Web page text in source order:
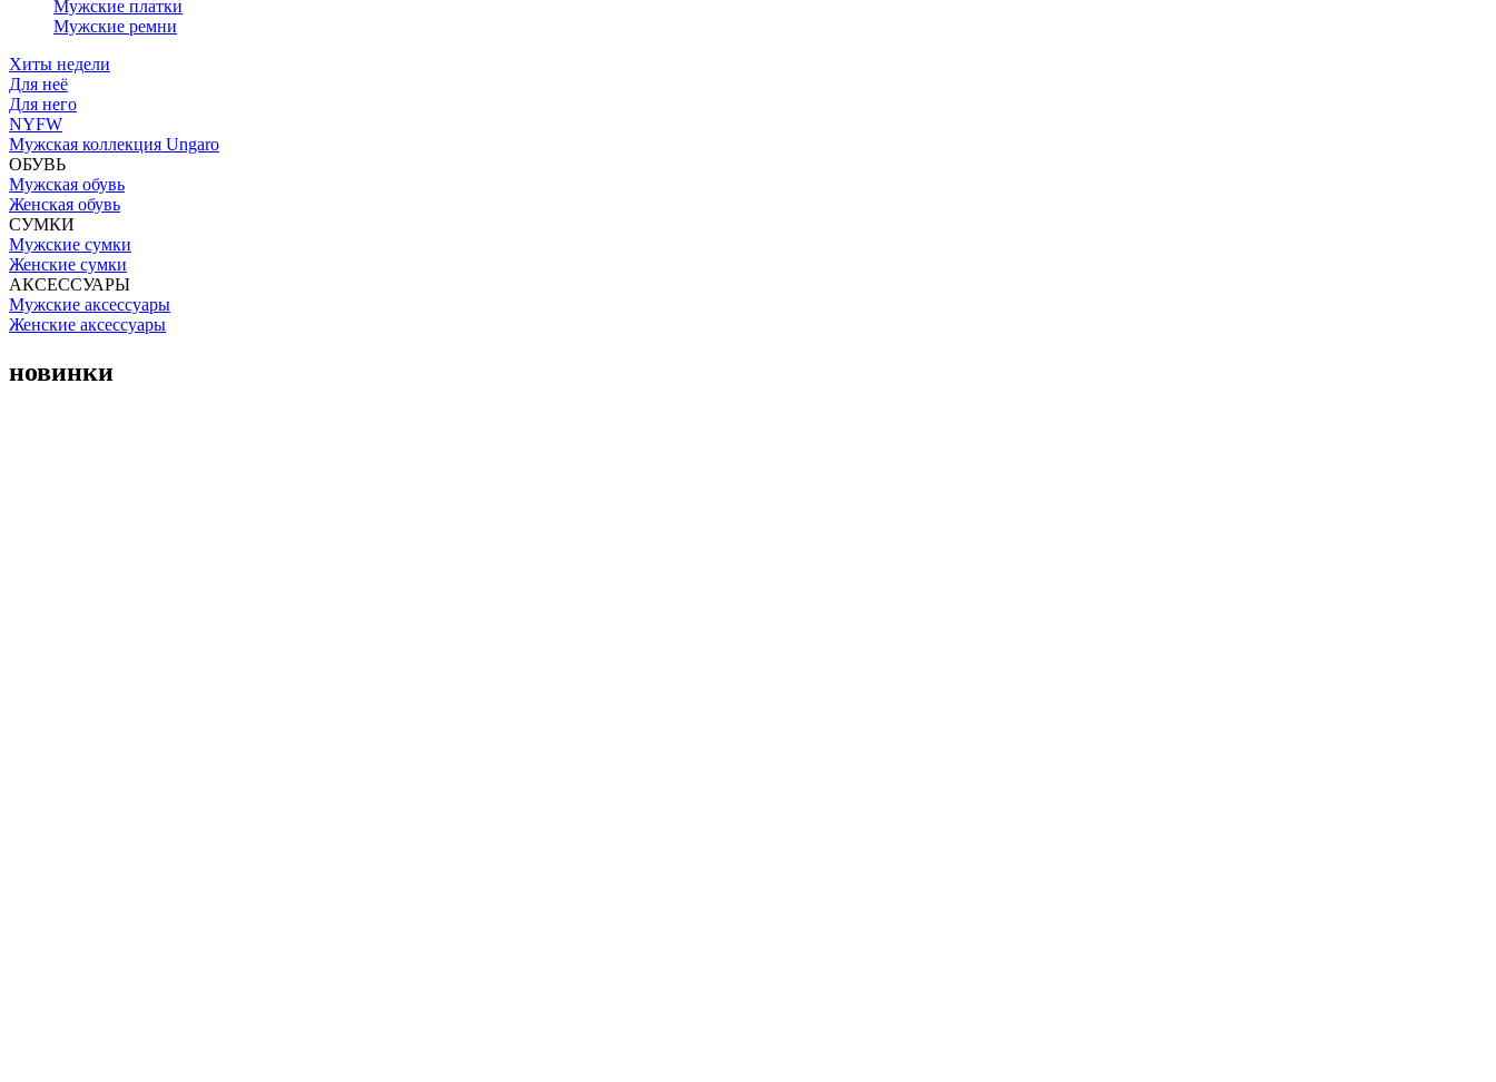
Мужские платки
Мужские ремни
Хиты недели
Для неё
Для него
NYFW
Мужская коллекция Ungaro
ОБУВЬ
Мужская обувь
Женская обувь
СУМКИ
Мужские сумки
Женские сумки
АКСЕССУАРЫ
Мужские аксессуары
Женские аксессуары
новинки